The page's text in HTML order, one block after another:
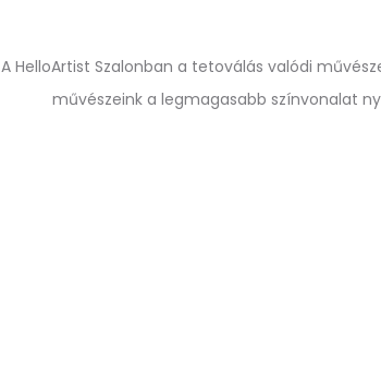
A HelloArtist Szalonban a tetoválás valódi
művészeink a legmagasabb színvonalat